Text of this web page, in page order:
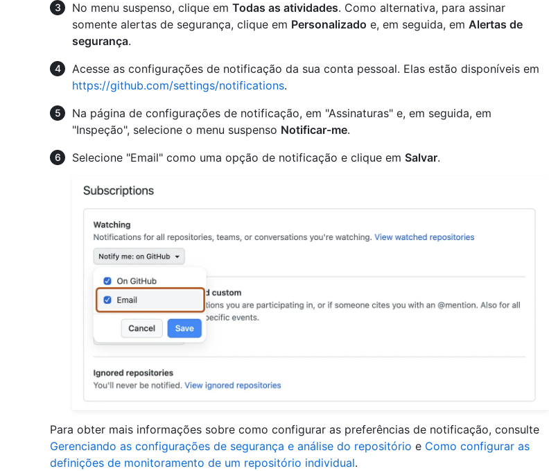
No menu suspenso, clique em Todas as atividades. Como alternativa, para assinar
somente alertas de segurança, clique em Personalizado e, em seguida, em Alertas de
segurança.
Acesse as configurações de notificação da sua conta pessoal. Elas estão disponíveis em
https://github.com/settings/notifications.
Na página de configurações de notificação, em "Assinaturas" e, em seguida, em
"Inspeção", selecione o menu suspenso Notificar-me.
Selecione "Email" como uma opção de notificação e clique em Salvar.
Para obter mais informações sobre como configurar as preferências de notificação, consulte
Gerenciando as configurações de segurança e análise do repositório e Como configurar as
definições de monitoramento de um repositório individual.